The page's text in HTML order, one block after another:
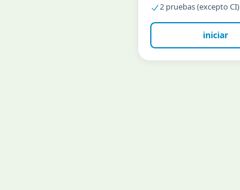
2 pruebas (excepto CI)
iniciar